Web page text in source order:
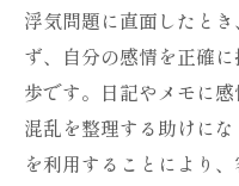
感情の整理と
浮気問題にお
カウンセリン
浮気問題から
に
浮気問題に直面したと
ず、自分の感情を正確
歩です。日記やメモに
混乱を整理する助けに
を利用することにより